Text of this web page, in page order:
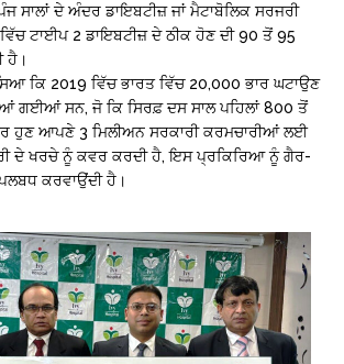
ਸਾਲਾਂ ਦੇ ਅੰਦਰ ਡਾਇਬਟੀਜ਼ ਜਾਂ ਮੈਟਾਬੋਲਿਕ ਸਰਜਰੀ
ਟਾਈਪ 2 ਡਾਇਬਟੀਜ਼ ਦੇ ਠੀਕ ਹੋਣ ਦੀ 90 ਤੋਂ 95
ਹੈ।
ਕਿ 2019 ਵਿੱਚ ਭਾਰਤ ਵਿੱਚ 20,000 ਭਾਰ ਘਟਾਉਣ
ਗਈਆਂ ਸਨ, ਜੋ ਕਿ ਸਿਰਫ਼ ਦਸ ਸਾਲ ਪਹਿਲਾਂ 800 ਤੋਂ
ਹੁਣ ਆਪਣੇ 3 ਮਿਲੀਅਨ ਸਰਕਾਰੀ ਕਰਮਚਾਰੀਆਂ ਲਈ
ਦੇ ਖਰਚੇ ਨੂੰ ਕਵਰ ਕਰਦੀ ਹੈ, ਇਸ ਪ੍ਰਕਿਰਿਆ ਨੂੰ ਗੈਰ-
ਕਰਵਾਉਂਦੀ ਹੈ।